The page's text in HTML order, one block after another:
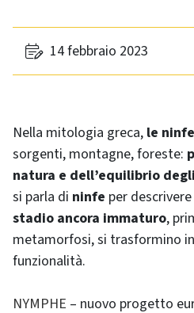
14 febbraio 2023
Nella mitologia greca, le ninfe
sorgenti, montagne, foreste:
natura e dell’equilibrio
si parla di ninfe per descrivere
stadio ancora immaturo,
metamorfosi, si trasformino
funzionalità.
NYMPHE – nuovo progetto